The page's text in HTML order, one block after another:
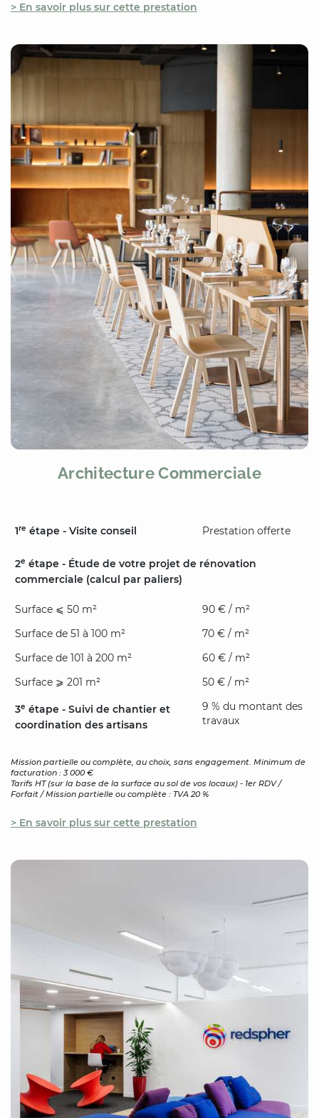
> En savoir plus sur cette prestation
Architecture Commerciale
1re étape - Visite conseil Prestation offerte
2e étape - Étude de votre projet de rénovation
commerciale (calcul par paliers)
Surface ⩽ 50 m²
90 € / m²
Surface de 51 à 100 m²
70 € / m²
Surface de 101 à 200 m²
60 € / m²
Surface ⩾ 201 m²
50 € / m²
3e étape - Suivi de chantier et
coordination des artisans
9 % du montant des
travaux
Mission partielle ou complète, au choix, sans engagement. Minimum de
facturation : 3 000 €
Tarifs HT (sur la base de la surface au sol de vos locaux) - 1er RDV /
Forfait / Mission partielle ou complète : TVA 20 %
> En savoir plus sur cette prestation